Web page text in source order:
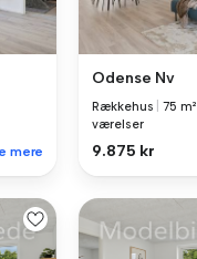
mere
Odense Nv
Rækkehus |75 m²
værelser
9.875 kr